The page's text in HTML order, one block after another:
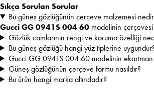
Sıkça Sorulan Sorular
Bu güneş gözlüğünün çerçeve malzemesi
Gucci GG 0941S 004 60 modelinin çerçevesi
Gözlük camlarının rengi ve koruma özelliği
Bu güneş gözlüğü hangi yüz tiplerine
Gucci GG 0941S 004 60 modelinin ekartman
Güneş gözlüğünün çerçeve formu nasıldır?
Bu ürün hangi marka altındadır?